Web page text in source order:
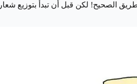
الصحيح! لكن قبل أن تبدأ